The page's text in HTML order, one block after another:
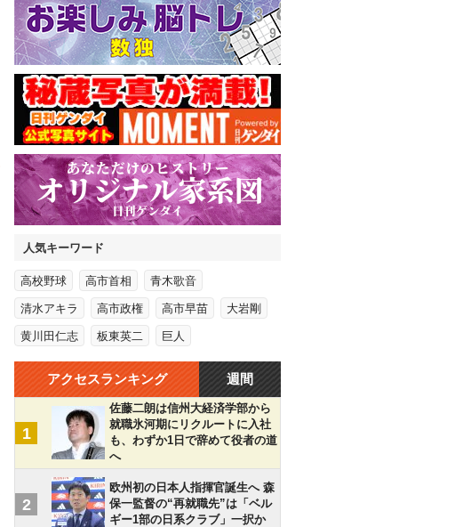
人気キーワード
高校野球 高市首相 青木歌音
清水アキラ 高市政権 高市早苗 大岩剛
黄川田仁志 板東英二 巨人
アクセスランキング 週間
1
佐藤二朗は信州大経済学部から
就職氷河期にリクルートに入社
も、わずか1日で辞めて役者の道
へ
2
欧州初の日本人指揮官誕生へ 森
保一監督の“再就職先”は「ベル
ギー1部の日系クラブ」一択か